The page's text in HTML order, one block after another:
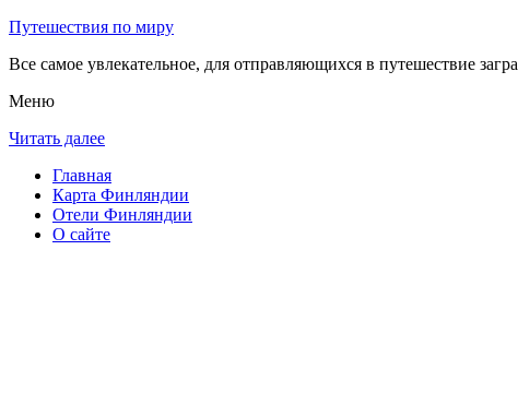
Путешествия по миру
Все самое увлекательное, для отправляющихся в путешествие
Меню
Читать далее
Главная
Карта Финляндии
Отели Финляндии
О сайте